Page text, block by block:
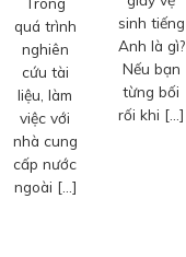
quá trình
nghiên
cứu tài
liệu, làm
việc với
nhà cung
cấp nước
ngoài […]
sinh tiếng
Anh là gì?
Nếu bạn
từng bối
rối khi […]